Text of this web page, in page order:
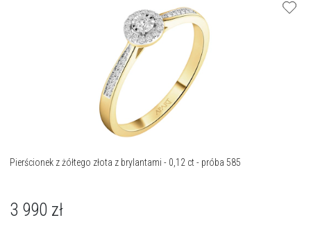
Pierścionek z żółtego złota z brylantami - 0,12 ct - próba 585
3 990 zł